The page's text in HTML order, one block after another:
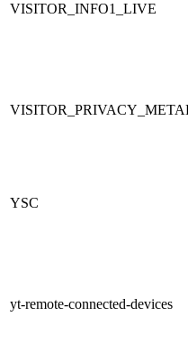
VISITOR_INFO1_LIVE
YSC
yt-remote-connected-devices